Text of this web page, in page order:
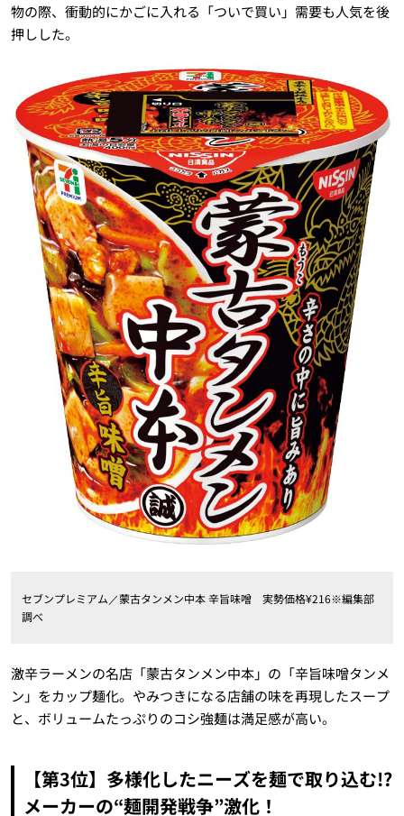
物の際、衝動的にかごに入れる「ついで買い」需要も人気を後
押しした。
セブンプレミアム／蒙古タンメン中本 辛旨味噌 実勢価格¥216※編集部
調べ
激辛ラーメンの名店「蒙古タンメン中本」の「辛旨味噌タンメ
ン」をカップ麺化。やみつきになる店舗の味を再現したスープ
と、ボリュームたっぷりのコシ強麺は満足感が高い。
【第3位】多様化したニーズを麺で取り込む!?
メーカーの“麺開発戦争”激化！